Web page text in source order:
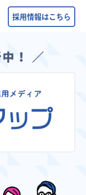
採用情報はこちら